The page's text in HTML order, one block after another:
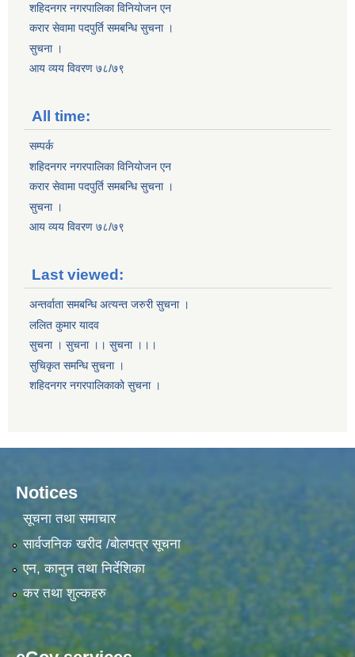
शहिदनगर नगरपालिका विनियोजन एन
करार सेवामा पदपुर्ति समबन्धि सुचना ।
सुचना ।
आय व्यय विवरण ७८/७९
All time:
सम्पर्क
शहिदनगर नगरपालिका विनियोजन एन
करार सेवामा पदपुर्ति समबन्धि सुचना ।
सुचना ।
आय व्यय विवरण ७८/७९
Last viewed:
अन्तर्वाता समबन्धि अत्यन्त जरुरी सुचना ।
ललित कुमार यादव
सुचना । सुचना ।। सुचना ।।।
सुचिकृत समन्धि सुचना ।
शहिदनगर नगरपालिकाको सुचना ।
Notices
सूचना तथा समाचार
सार्वजनिक खरीद /बोलपत्र सूचना
एन, कानुन तथा निर्देशिका
कर तथा शुल्कहरु